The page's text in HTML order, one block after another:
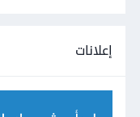
إعلانات